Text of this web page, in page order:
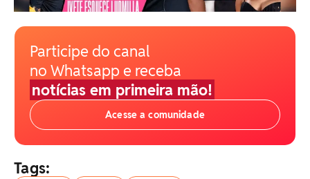
Participe do canal
no Whatsapp e receba
notícias em primeira mão!
Acesse a comunidade
Tags: